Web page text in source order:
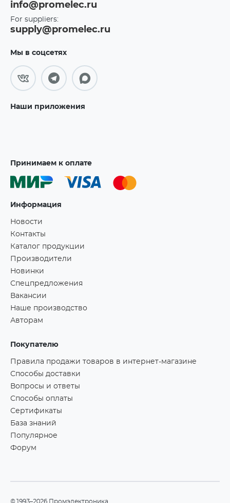
info@promelec.ru
For suppliers:
supply@promelec.ru
Мы в соцсетях
Наши приложения
Принимаем к оплате
Информация
Новости
Контакты
Каталог продукции
Производители
Новинки
Спецпредложения
Вакансии
Наше производство
Авторам
Покупателю
Правила продажи товаров в интернет-магазине
Способы доставки
Вопросы и ответы
Способы оплаты
Сертификаты
База знаний
Популярное
Форум
©1993–2026 Промэлектроника